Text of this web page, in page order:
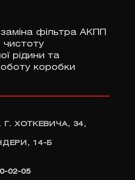
фільтра АКПП
чистоту
рідини та
коробки
Г. ХОТКЕВИЧА, 34,
14-Б
02-05